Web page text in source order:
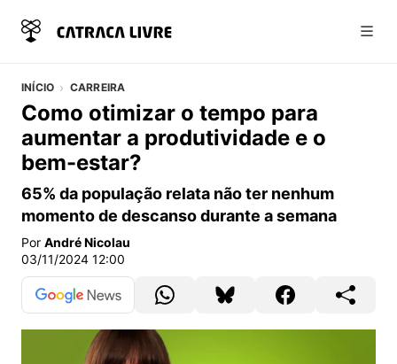
INÍCIO CARREIRA
Como otimizar o tempo para
aumentar a produtividade e o
bem-estar?
65% da população relata não ter nenhum
momento de descanso durante a semana
Por André Nicolau
03/11/2024 12:00